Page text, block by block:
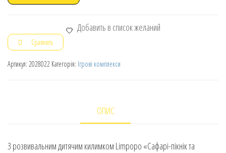
Добавить в список желаний
Сравнить
Артикул: 2028022 Категорія: Ігрові комплекси
ОПИС
З розвивальним дитячим килимком Limpopo «Сафарі-пікнік та